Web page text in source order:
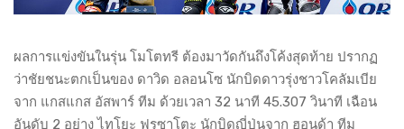
ผลการแข่งขันในรุ่น โมโตทรี ต้องมาวัดกันถึงโค้งสุดท้าย ปรากฏ
ว่าชัยชนะตกเป็นของ ดาวิด อลอนโซ นักบิดดาวรุ่งชาวโคลัมเบีย
จาก แกสแกส อัสพาร์ ทีม ด้วยเวลา 32 นาที 45.307 วินาที เฉือน
อันดับ 2 อย่าง ไทโยะ ฟูรุซาโตะ นักบิดญี่ปุ่นจาก ฮอนด้า ทีม